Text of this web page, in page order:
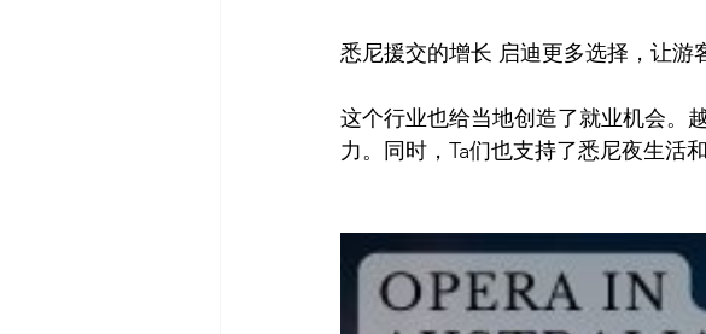
悉尼援交的增长 启迪更多选择，让游
这个行业也给当地创造了就业机会。
力。同时，Ta们也支持了悉尼夜生活和